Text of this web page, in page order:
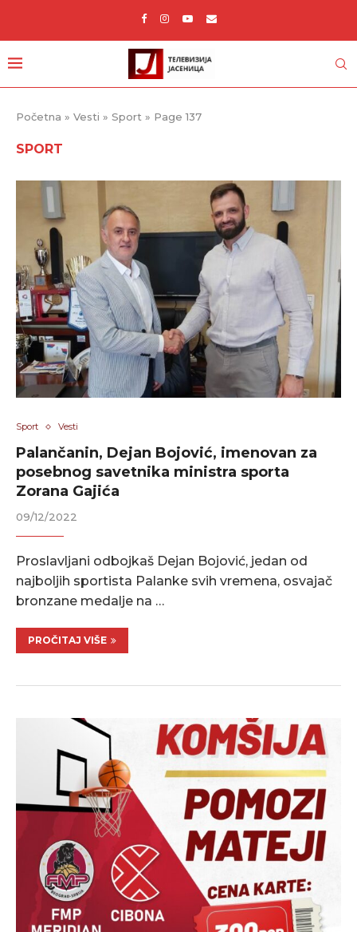
Početna » Vesti » Sport » Page 137
SPORT
Sport Vesti
Palančanin, Dejan Bojović, imenovan za
posebnog savetnika ministra sporta
Zorana Gajića
09/12/2022
Proslavljani odbojkaš Dejan Bojović, jedan od
najboljih sportista Palanke svih vremena, osvajač
bronzane medalje na …
PROČITAJ VIŠE